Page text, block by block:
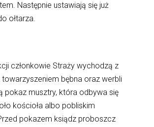
Następnie ustawiają się już
ołtarza.
członkowie Straży wychodzą z
towarzyszeniem bębna oraz werbli
pokaz musztry, która odbywa się
kościoła albo pobliskim
pokazem ksiądz proboszcz